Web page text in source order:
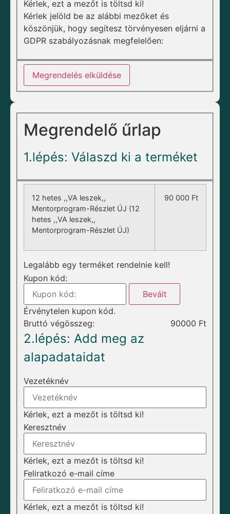
Kérlek, ezt a mezőt is töltsd ki!
Kérlek jelöld be az alábbi mezőket és
köszönjük, hogy segítesz törvényesen eljárni a
GDPR szabályozásnak megfelelően:
Megrendelés elküldése
Megrendelő űrlap
1.lépés: Válaszd ki a terméket
12 hetes ,,VA leszek,,
Mentorprogram-Részlet ÚJ (12
hetes ,,VA leszek,,
Mentorprogram-Részlet ÚJ)
90 000 Ft
Legalább egy terméket rendelnie kell!
Kupon kód:
Bevált
Érvénytelen kupon kód.
Bruttó végösszeg:
90000 Ft
2.lépés: Add meg az
alapadataidat
Vezetéknév
Kérlek, ezt a mezőt is töltsd ki!
Keresztnév
Kérlek, ezt a mezőt is töltsd ki!
Feliratkozó e-mail címe
Kérlek, ezt a mezőt is töltsd ki!